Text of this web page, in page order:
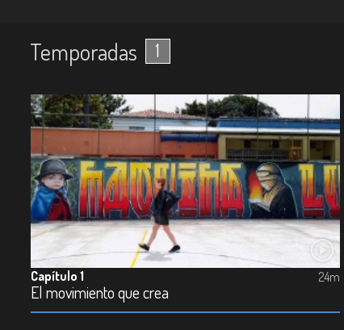
Temporadas 1
Capítulo 1
El movimiento que crea
24m